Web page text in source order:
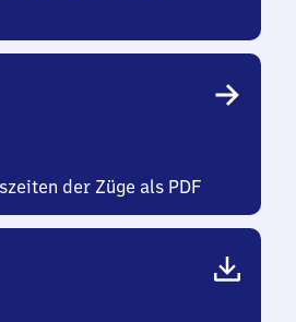
der Züge als PDF